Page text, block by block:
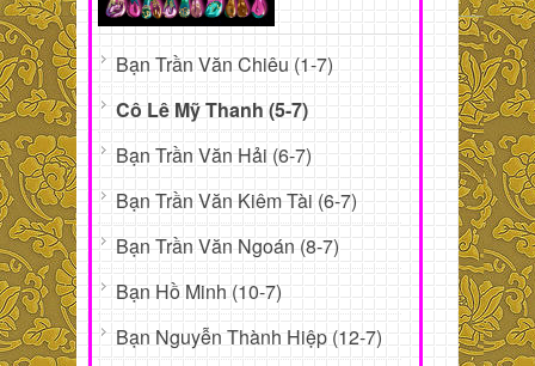
Bạn Trần Văn Chiêu (1-7)
Cô Lê Mỹ Thanh (5-7)
Bạn Trần Văn Hải (6-7)
Bạn Trần Văn Kiêm Tài (6-7)
Bạn Trần Văn Ngoán (8-7)
Bạn Hồ Minh (10-7)
Bạn Nguyễn Thành Hiệp (12-7)